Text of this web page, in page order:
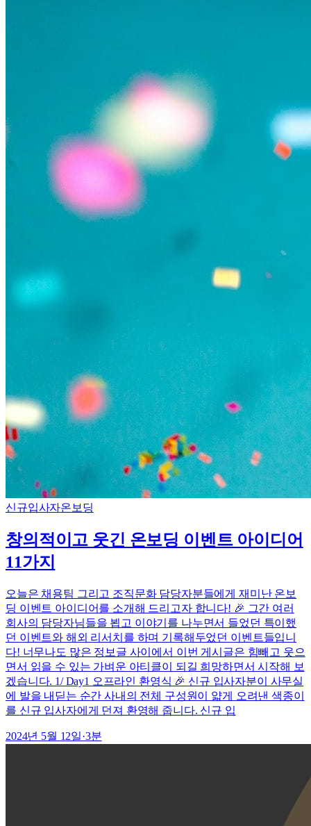
신규입사자온보딩
창의적이고 웃긴 온보딩 이벤트 아이디어
11가지
오늘은 채용팀 그리고 조직문화 담당자분들에게 재미난 온보
딩 이벤트 아이디어를 소개해 드리고자 합니다! 🎉 그간 여러
회사의 담당자님들을 뵙고 이야기를 나누면서 들었던 특이했
던 이벤트와 해외 리서치를 하며 기록해두었던 이벤트들입니
다! 너무나도 많은 정보글 사이에서 이번 게시글은 힘빼고 웃으
면서 읽을 수 있는 가벼운 아티클이 되길 희망하면서 시작해 보
겠습니다. 1/ Day1 오프라인 환영식 🎉 신규 입사자분이 사무실
에 발을 내딛는 순간 사내의 전체 구성원이 얇게 오려낸 색종이
를 신규 입사자에게 던져 환영해 줍니다. 신규 입
2024년 5월 12일·3분